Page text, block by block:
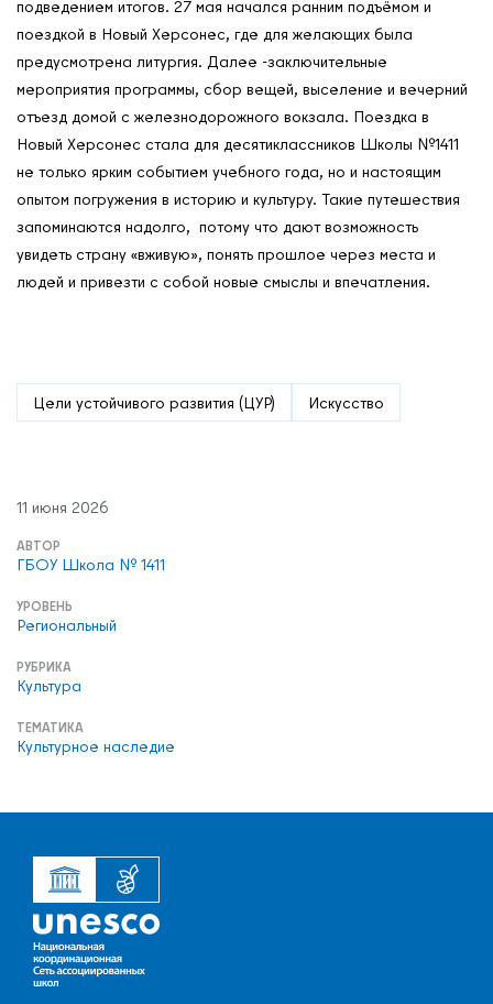
подведением итогов. 27 мая начался ранним подъёмом и
поездкой в Новый Херсонес, где для желающих была
предусмотрена литургия. Далее -заключительные
мероприятия программы, сбор вещей, выселение и вечерний
отъезд домой с железнодорожного вокзала. Поездка в
Новый Херсонес стала для десятиклассников Школы №1411
не только ярким событием учебного года, но и настоящим
опытом погружения в историю и культуру. Такие путешествия
запоминаются надолго, потому что дают возможность
увидеть страну «вживую», понять прошлое через места и
людей и привезти с собой новые смыслы и впечатления.
Цели устойчивого развития (ЦУР) Искусство
11 июня 2026
АВТОР
ГБОУ Школа № 1411
УРОВЕНЬ
Региональный
РУБРИКА
Культура
ТЕМАТИКА
Культурное наследие